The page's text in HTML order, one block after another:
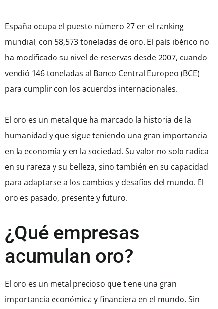
España ocupa el puesto número 27 en el ranking
mundial, con 58,573 toneladas de oro. El país ibérico no
ha modificado su nivel de reservas desde 2007, cuando
vendió 146 toneladas al Banco Central Europeo (BCE)
para cumplir con los acuerdos internacionales.
El oro es un metal que ha marcado la historia de la
humanidad y que sigue teniendo una gran importancia
en la economía y en la sociedad. Su valor no solo radica
en su rareza y su belleza, sino también en su capacidad
para adaptarse a los cambios y desafíos del mundo. El
oro es pasado, presente y futuro.
¿Qué empresas
acumulan oro?
El oro es un metal precioso que tiene una gran
importancia económica y financiera en el mundo. Sin